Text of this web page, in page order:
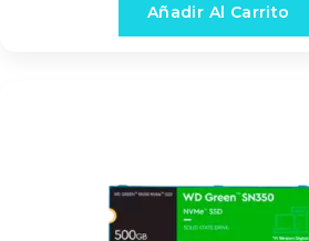
Añadir Al Carrito